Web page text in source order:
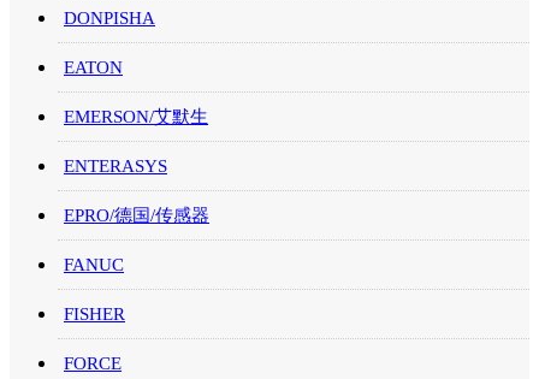
DONPISHA
EATON
EMERSON/艾默生
ENTERASYS
EPRO/德国/传感器
FANUC
FISHER
FORCE